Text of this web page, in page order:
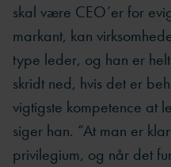
skal være CEO’er for
markant, kan
type leder, og han er
skridt ned, hvis det er
vigtigste kompetence at
siger han. “At man er
privilegium, og når det